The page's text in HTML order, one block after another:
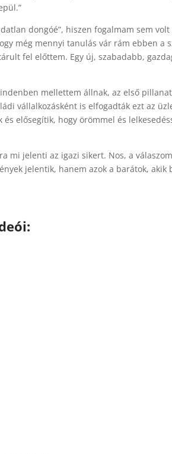
dongóé”, hiszen fogalmam sem volt
még mennyi tanulás vár rám ebben a
fel előttem. Egy új, szabadabb,
mellettem állnak, az első
vállalkozásként is elfogadták ezt az
elősegítik, hogy örömmel és
mi jelenti az igazi sikert. Nos, a
jelentik, hanem azok a barátok, akik